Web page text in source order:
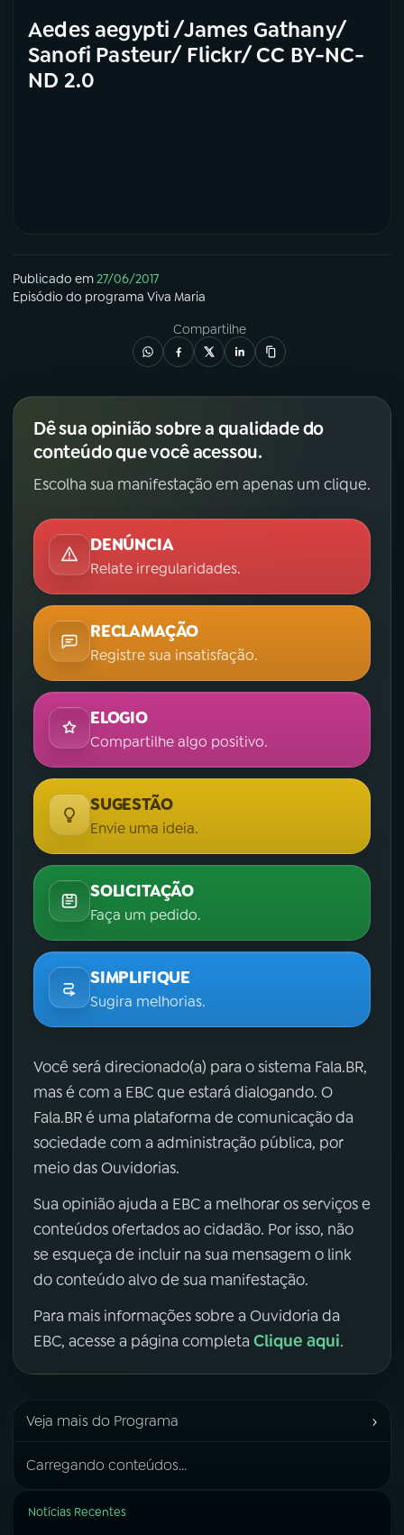
Aedes aegypti /James Gathany/
Sanofi Pasteur/ Flickr/ CC BY-NC-
ND 2.0
Publicado em27/06/2017
Episódio do programa Viva Maria
Compartilhe
Dê sua opinião sobre a qualidade do
conteúdo que você acessou.
Escolha sua manifestação em apenas um clique.
DENÚNCIA
Relate irregularidades.
RECLAMAÇÃO
Registre sua insatisfação.
ELOGIO
Compartilhe algo positivo.
SUGESTÃO
Envie uma ideia.
SOLICITAÇÃO
Faça um pedido.
SIMPLIFIQUE
Sugira melhorias.
Você será direcionado(a) para o sistema Fala.BR,
mas é com a EBC que estará dialogando. O
Fala.BR é uma plataforma de comunicação da
sociedade com a administração pública, por
meio das Ouvidorias.
Sua opinião ajuda a EBC a melhorar os serviços e
conteúdos ofertados ao cidadão. Por isso, não
se esqueça de incluir na sua mensagem o link
do conteúdo alvo de sua manifestação.
Para mais informações sobre a Ouvidoria da
EBC, acesse a página completa Clique aqui.
Veja mais do Programa ›
Carregando conteúdos...
Notícias Recentes